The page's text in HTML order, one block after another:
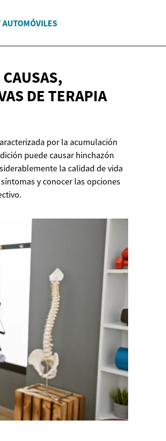
AUTOMÓVILES
DE TERAPIA
por la acumulación
puede causar hinchazón
la calidad de vida
y conocer las opciones